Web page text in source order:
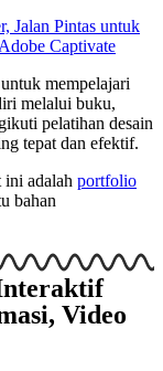
Jalan Pintas untuk
Captivate
mempelajari
melalui buku,
pelatihan desain
tepat dan efektif.
ini adalah portfolio
bahan
Video